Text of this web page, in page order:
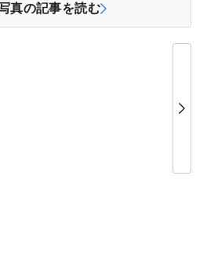
真の記事を読む